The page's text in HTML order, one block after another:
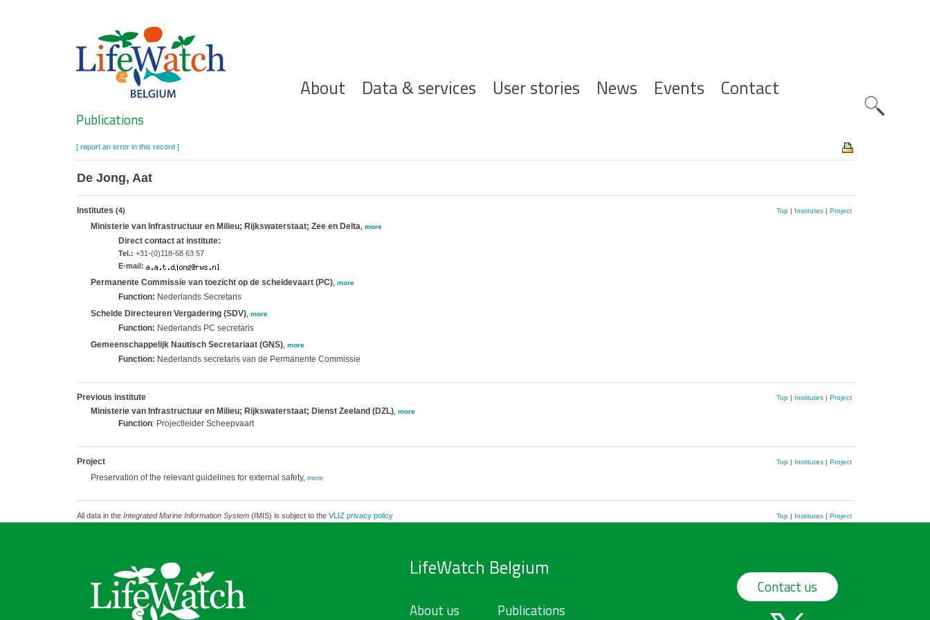
Hoofdnavigatie
About Data & services User stories News Events Contact
Search
Publications
[ report an error in this record ]
De Jong, Aat
Institutes (4) Top| Institutes| Project
Ministerie van Infrastructuur en Milieu; Rijkswaterstaat; Zee en Delta more
Direct contact at institute:
Tel.: +31-(0)118-68 63 57
E-mail:
Permanente Commissie van toezicht op de scheldevaart (PC), more
Function: Nederlands Secretaris
Schelde Directeuren Vergadering (SDV), more
Function: Nederlands PC secretaris
Gemeenschappelijk Nautisch Secretariaat (GNS), more
Function: Nederlands secretaris van de Permanente Commissie
Previous institute Top| Institutes| Project
Ministerie van Infrastructuur en Milieu; Rijkswaterstaat; Dienst Zeeland (DZL), more
Function: Projectleider Scheepvaart
Project Top| Institutes| Project
Preservation of the relevant guidelines for external safety, more
All data in the Integrated Marine Information System(IMIS) is subject to the VLIZ privacy policy Top| Institutes| Project
LifeWatch Belgium
About us Publications
Contact us